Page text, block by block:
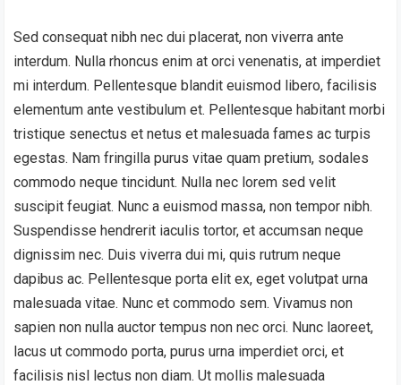
Sed consequat nibh nec dui placerat, non viverra ante
interdum. Nulla rhoncus enim at orci venenatis, at imperdiet
mi interdum. Pellentesque blandit euismod libero, facilisis
elementum ante vestibulum et. Pellentesque habitant morbi
tristique senectus et netus et malesuada fames ac turpis
egestas. Nam fringilla purus vitae quam pretium, sodales
commodo neque tincidunt. Nulla nec lorem sed velit
suscipit feugiat. Nunc a euismod massa, non tempor nibh.
Suspendisse hendrerit iaculis tortor, et accumsan neque
dignissim nec. Duis viverra dui mi, quis rutrum neque
dapibus ac. Pellentesque porta elit ex, eget volutpat urna
malesuada vitae. Nunc et commodo sem. Vivamus non
sapien non nulla auctor tempus non nec orci. Nunc laoreet,
lacus ut commodo porta, purus urna imperdiet orci, et
facilisis nisl lectus non diam. Ut mollis malesuada